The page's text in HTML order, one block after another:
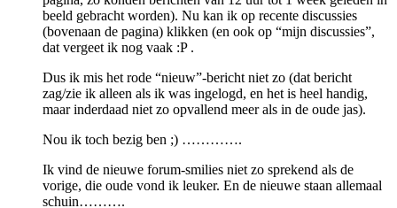
beeld gebracht worden). Nu kan ik op recente discussies
(bovenaan de pagina) klikken (en ook op “mijn discussies”,
dat vergeet ik nog vaak :P .
Dus ik mis het rode “nieuw”-bericht niet zo (dat bericht
zag/zie ik alleen als ik was ingelogd, en het is heel handig,
maar inderdaad niet zo opvallend meer als in de oude jas).
Nou ik toch bezig ben ;) ………….
Ik vind de nieuwe forum-smilies niet zo sprekend als de
vorige, die oude vond ik leuker. En de nieuwe staan allemaal
schuin……….